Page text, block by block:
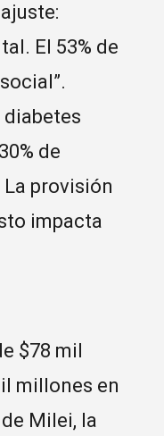
El 53% de
diabetes
de
provisión
impacta
$78 mil
millones en
Milei, la